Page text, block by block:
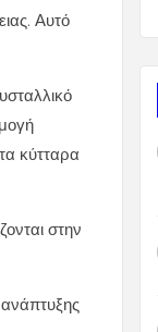
Αυτό
κύτταρα
στην